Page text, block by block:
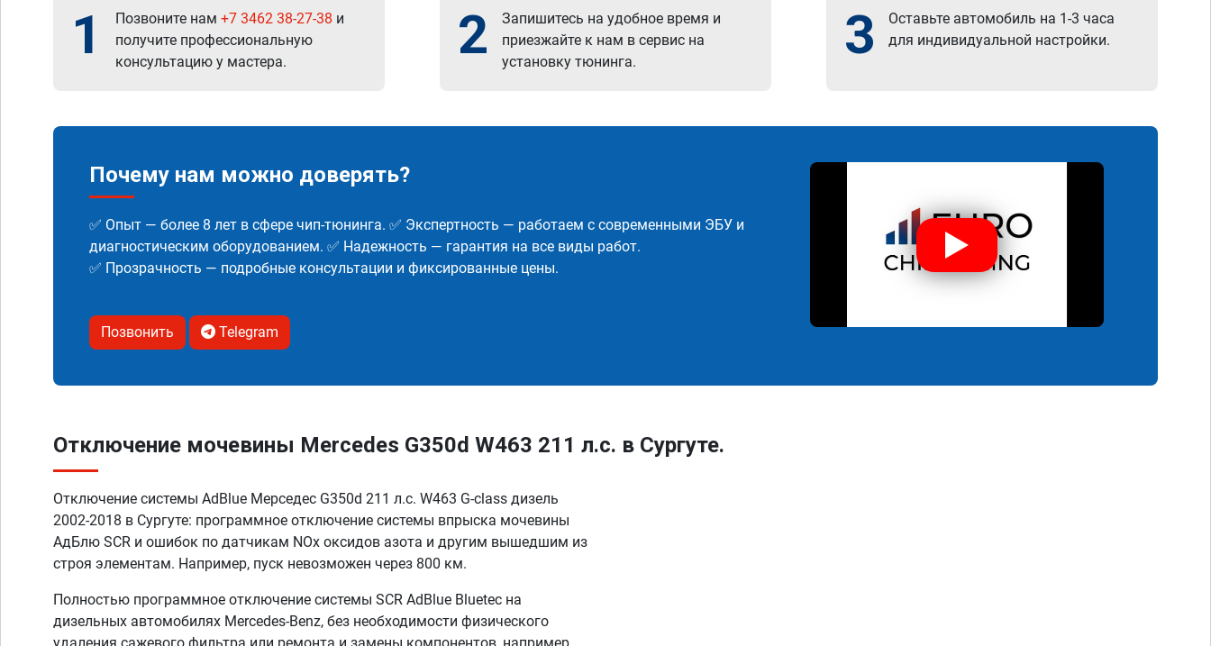
1 Позвоните нам +7 3462 38-27-38 и
получите профессиональную
консультацию у мастера.
2
Запишитесь на удобное время и
приезжайте к нам в сервис на
установку тюнинга.
3
Оставьте автомобиль на 1-3 часа
для индивидуальной настройки.
Почему нам можно доверять?
✅ Опыт — более 8 лет в сфере чип-тюнинга. ✅ Экспертность — работаем с современными ЭБУ и
диагностическим оборудованием. ✅ Надежность — гарантия на все виды работ.
✅ Прозрачность — подробные консультации и фиксированные цены.
Позвонить Telegram
Отключение мочевины Mercedes G350d W463 211 л.с. в Сургуте.
Отключение системы AdBlue Мерседес G350d 211 л.с. W463 G-class дизель
2002-2018 в Сургуте: программное отключение системы впрыска мочевины
АдБлю SCR и ошибок по датчикам NOx оксидов азота и другим вышедшим из
строя элементам. Например, пуск невозможен через 800 км.
Полностью программное отключение системы SCR AdBlue Bluetec на
дизельных автомобилях Mercedes-Benz, без необходимости физического